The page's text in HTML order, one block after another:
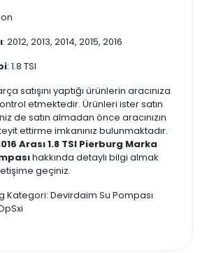
: 2012, 2013, 2014, 2015, 2016
: 1.8 TSI
satışını yaptığı ürünlerin aracınıza
etmektedir. Ürünleri ister satın
de satın almadan önce aracınızın
ettirme imkanınız bulunmaktadır.
Arası 1.8 TSI Pierburg Marka
hakkında detaylı bilgi almak
geçiniz.
Kategori: Devirdaim Su Pompası